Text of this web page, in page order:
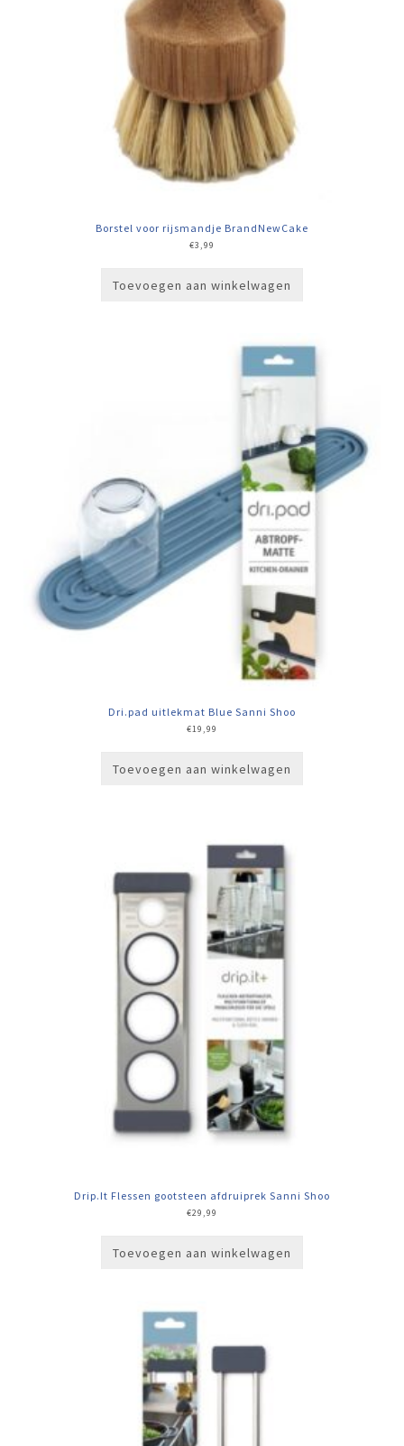
Borstel voor rijsmandje BrandNewCake
€3,99
Toevoegen aan winkelwagen
Dri.pad uitlekmat Blue Sanni Shoo
€19,99
Toevoegen aan winkelwagen
Drip.It Flessen gootsteen afdruiprek Sanni Shoo
€29,99
Toevoegen aan winkelwagen